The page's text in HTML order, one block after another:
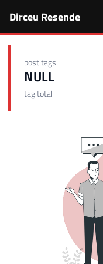
Dirceu Resende
post.tags
NULL
tag.total